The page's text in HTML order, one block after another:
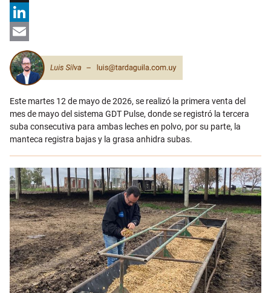
X
LinkedIn
Email
Este martes 12 de mayo de 2026, se realizó la primera venta del
mes de mayo del sistema GDT Pulse, donde se registró la tercera
suba consecutiva para ambas leches en polvo, por su parte, la
manteca registra bajas y la grasa anhidra subas.